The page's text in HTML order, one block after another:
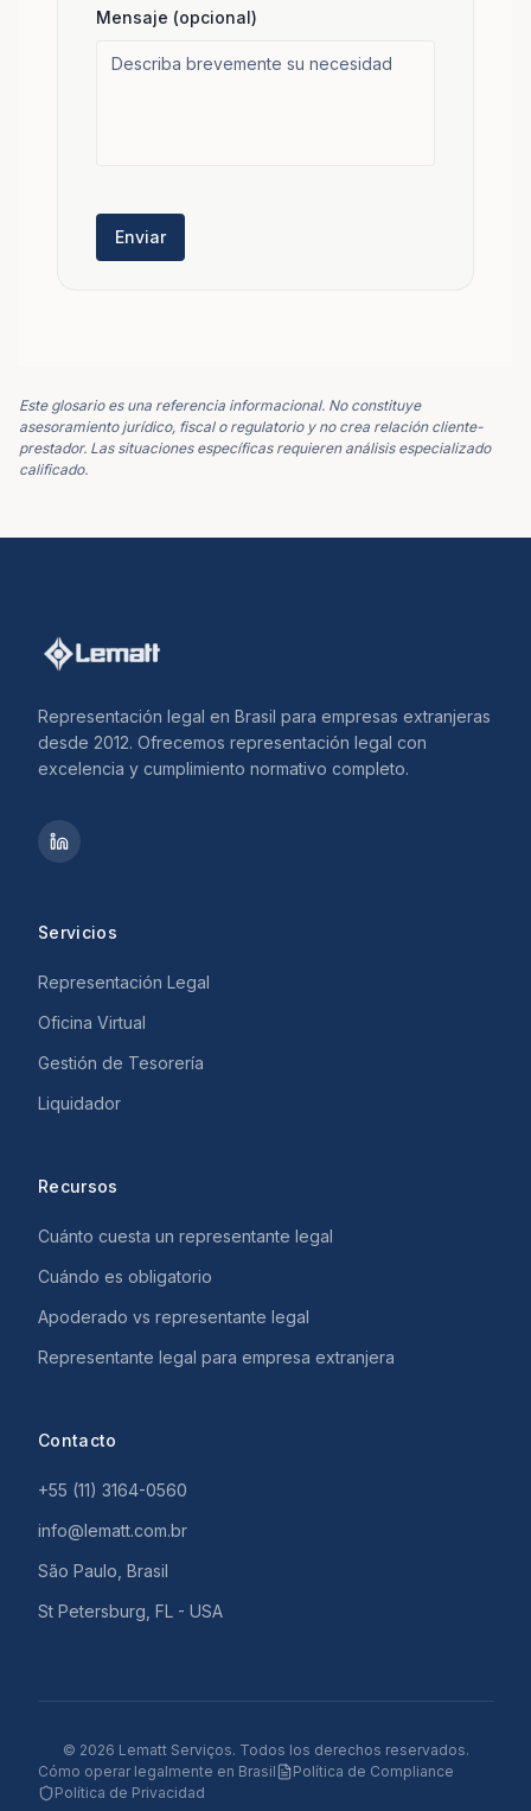
Mensaje (opcional)
Enviar
Este glosario es una referencia informacional. No constituye
asesoramiento jurídico, fiscal o regulatorio y no crea relación cliente-
prestador. Las situaciones específicas requieren análisis especializado
calificado.
Representación legal en Brasil para empresas extranjeras
desde 2012. Ofrecemos representación legal con
excelencia y cumplimiento normativo completo.
Servicios
Representación Legal
Oficina Virtual
Gestión de Tesorería
Liquidador
Recursos
Cuánto cuesta un representante legal
Cuándo es obligatorio
Apoderado vs representante legal
Representante legal para empresa extranjera
Contacto
+55 (11) 3164-0560
info@lematt.com.br
São Paulo, Brasil
St Petersburg, FL - USA
© 2026 Lematt Serviços. Todos los derechos reservados.
Cómo operar legalmente en Brasil
Política de Compliance
Política de Privacidad